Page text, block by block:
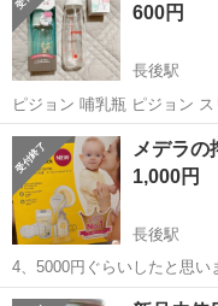
600円
長後駅
ピジョン 哺乳瓶 ピジョン スリムタイプの
リムタイプ 哺乳瓶 3点セット ピジョンの哺乳瓶と乳首は 新品購入後1
ヵ月と少し使用 ( 1ヵ月と少
...
神奈川 藤沢市 長後駅
メデラの
1,000円
長後駅
4、5000円ぐらいしたと思
すかったです。 手動ですが、圧がかかりやりやすかったです。 必要な
神奈川 藤沢市 長後駅